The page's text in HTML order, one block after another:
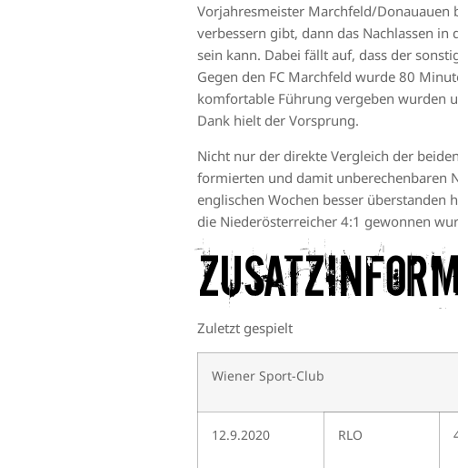
Vorjahresmeister Marchfeld/Donauauen
verbessern gibt, dann das Nachlassen
sein kann. Dabei fällt auf, dass der
Gegen den FC Marchfeld wurde 80
komfortable Führung vergeben wurden
Dank hielt der Vorsprung.
Nicht nur der direkte Vergleich der
formierten und damit unberechenbaren
englischen Wochen besser überstanden
die Niederösterreicher 4:1 gewonnen
Zuletzt gespielt
Wiener Sport-Club
12.9.2020 RLO